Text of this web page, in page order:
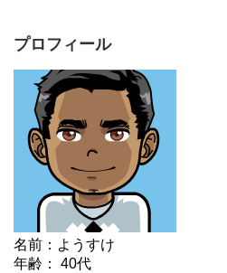
プロフィール
名前：ようすけ
年齢： 40代